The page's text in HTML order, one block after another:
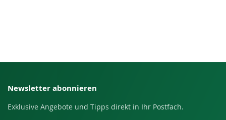
Newsletter abonnieren
Exklusive Angebote und Tipps direkt in Ihr Postfach.